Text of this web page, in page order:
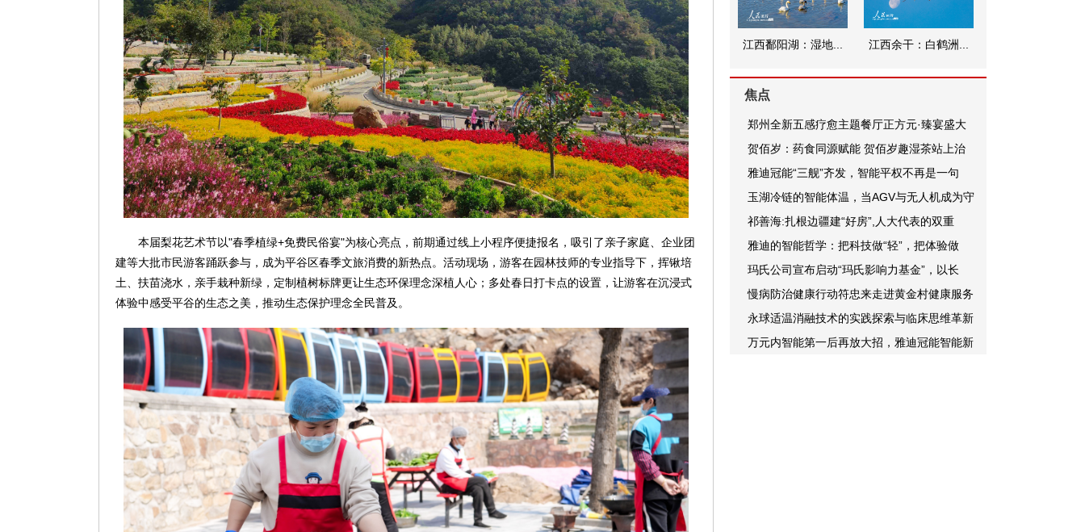
本届梨花艺术节以"春季植绿+免费民俗宴"为核心亮点，前期通过线上小程序便捷报名，吸引了亲子家庭、企业团
建等大批市民游客踊跃参与，成为平谷区春季文旅消费的新热点。活动现场，游客在园林技师的专业指导下，挥锹培
土、扶苗浇水，亲手栽种新绿，定制植树标牌更让生态环保理念深植人心；多处春日打卡点的设置，让游客在沉浸式
体验中感受平谷的生态之美，推动生态保护理念全民普及。
江西鄱阳湖：湿地... 江西余干：白鹤洲...
焦点
郑州全新五感疗愈主题餐厅正方元·臻宴盛大
贺佰岁：药食同源赋能 贺佰岁趣湿茶站上治
雅迪冠能“三舰”齐发，智能平权不再是一句
玉湖冷链的智能体温，当AGV与无人机成为守
祁善海:扎根边疆建“好房”,人大代表的双重
雅迪的智能哲学：把科技做“轻”，把体验做
玛氏公司宣布启动“玛氏影响力基金”，以长
慢病防治健康行动符忠来走进黄金村健康服务
永球适温消融技术的实践探索与临床思维革新
万元内智能第一后再放大招，雅迪冠能智能新